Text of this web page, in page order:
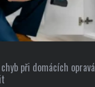
při domácích